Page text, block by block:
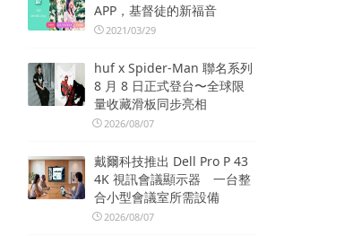
APP，基督徒的新福音
2021/03/29
huf x Spider-Man 聯名系列
8 月 8 日正式登台〜全球限
量收藏滑板同步亮相
2026/08/07
戴爾科技推出 Dell Pro P 43
4K 視訊會議顯示器 一台整
合小型會議室所需設備
2026/08/07